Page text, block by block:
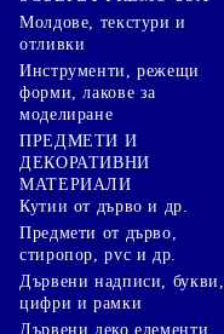
Молдове, текстури и
отливки
Инструменти, режещи
форми, лакове за
моделиране
ПРЕДМЕТИ И
ДЕКОРАТИВНИ
МАТЕРИАЛИ
Кутии от дърво и др.
Предмети от дърво,
стиропор, pvc и др.
Дървени надписи, букви,
цифри и рамки
Дървени деко елементи,